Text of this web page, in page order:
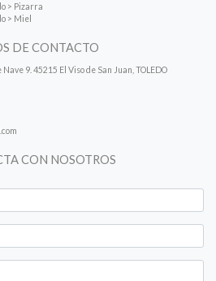
> Pizarra
> Miel
DE CONTACTO
9. 45215 El Viso de San Juan, TOLEDO
CON NOSOTROS